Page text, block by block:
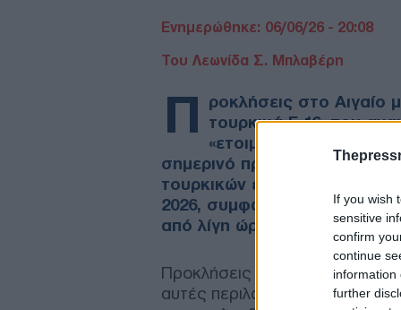
If you wish
sensitive
confirm
continue
information
further
Ενημερώθηκε: 06/06/26 - 20:08
Του Λεωνίδα Σ. Μπλαβέρη
Π
ροκλήσεις στο Αιγαίο
τουρκικά F-16, που
«ετοιμότητος» της
σημερινό πρόγραμμα των
τουρκικών ενεργειών, σε
2026, συμφώνως με τα
από λίγη ώρα από το ΓΕΕΘΑ!
Προκλήσεις που, ως
αυτές περιλαμβάνονταν